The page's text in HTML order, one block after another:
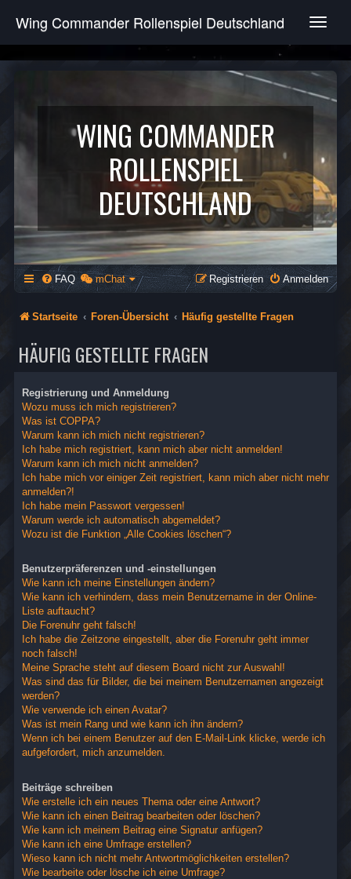
T
g
e
v
g
a
t
i
o
n
Wing Commander Rollenspiel Deutschland
WING COMMANDER
ROLLENSPIEL
DEUTSCHLAND
FAQ mChat Anmelden
Registrieren
Startseite Foren-Übersicht Häufig gestellte Fragen
HÄUFIG GESTELLTE FRAGEN
Registrierung und Anmeldung
Wozu muss ich mich registrieren?
Was ist COPPA?
Warum kann ich mich nicht registrieren?
Ich habe mich registriert, kann mich aber nicht anmelden!
Warum kann ich mich nicht anmelden?
Ich habe mich vor einiger Zeit registriert, kann mich aber nicht mehr
anmelden?!
Ich habe mein Passwort vergessen!
Warum werde ich automatisch abgemeldet?
Wozu ist die Funktion „Alle Cookies löschen“?
Benutzerpräferenzen und -einstellungen
Wie kann ich meine Einstellungen ändern?
Wie kann ich verhindern, dass mein Benutzername in der Online-
Liste auftaucht?
Die Forenuhr geht falsch!
Ich habe die Zeitzone eingestellt, aber die Forenuhr geht immer
noch falsch!
Meine Sprache steht auf diesem Board nicht zur Auswahl!
Was sind das für Bilder, die bei meinem Benutzernamen angezeigt
werden?
Wie verwende ich einen Avatar?
Was ist mein Rang und wie kann ich ihn ändern?
Wenn ich bei einem Benutzer auf den E-Mail-Link klicke, werde ich
aufgefordert, mich anzumelden.
Beiträge schreiben
Wie erstelle ich ein neues Thema oder eine Antwort?
Wie kann ich einen Beitrag bearbeiten oder löschen?
Wie kann ich meinem Beitrag eine Signatur anfügen?
Wie kann ich eine Umfrage erstellen?
Wieso kann ich nicht mehr Antwortmöglichkeiten erstellen?
Wie bearbeite oder lösche ich eine Umfrage?